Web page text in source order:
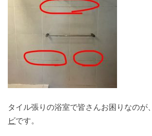
タイル張りの浴室で皆さんお困りなのが、
ビです。